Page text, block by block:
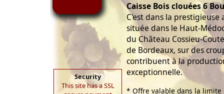
Security
This site has a SSL
Caisse Bois clouées 6
C'est dans la
située dans le Haut-
du Château Cossieu-
de Bordeaux, sur des
contribuent à la
exceptionnelle.
* Offre valable dans la limite